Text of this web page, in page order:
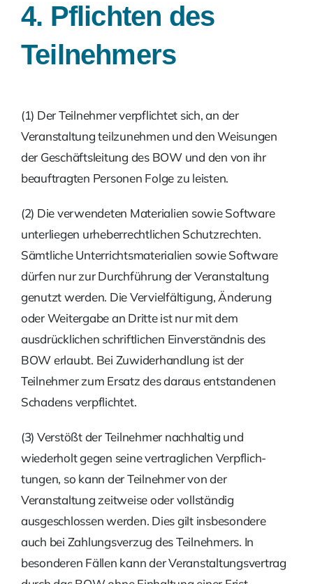
4. Pflichten des
Teilnehmers
(1) Der Teilnehmer verpflichtet sich, an der
Veranstaltung teilzunehmen und den Wei­sungen
der Geschäftsleitung des BOW und den von ihr
beauftragten Personen Folge zu leis­ten.
(2) Die verwendeten Materialien sowie Software
unterliegen urheberrechtlichen Schutzrechten.
Sämtliche Unterrichtsmaterialien sowie Software
dürfen nur zur Durchführung der Veranstaltung
genutzt werden. Die Vervielfältigung, Änderung
oder Weitergabe an Dritte ist nur mit dem
ausdrücklichen schriftlichen Einverständnis des
BOW erlaubt. Bei Zuwiderhand­lung ist der
Teilnehmer zum Ersatz des daraus entstandenen
Schadens verpflichtet.
(3) Verstößt der Teilnehmer nachhaltig und
wiederholt gegen seine vertraglichen Verpflich­
tungen, so kann der Teilnehmer von der
Veranstaltung zeitweise oder vollständig
ausgeschlossen werden. Dies gilt insbesondere
auch bei Zahlungsverzug des Teilnehmers. In
besonderen Fällen kann der Veranstaltungsvertrag